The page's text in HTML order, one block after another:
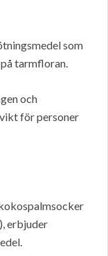
som
tarmfloran.
och
för personer
erbjuder